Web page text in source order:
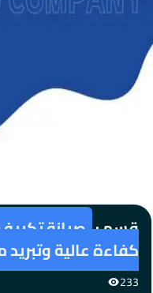
قسم : صيانة
كفاءة عالية
233